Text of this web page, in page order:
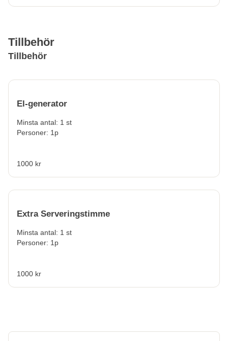
Tillbehör
Tillbehör
El-generator
Minsta antal: 1 st
Personer: 1p
1000 kr
Extra Serveringstimme
Minsta antal: 1 st
Personer: 1p
1000 kr